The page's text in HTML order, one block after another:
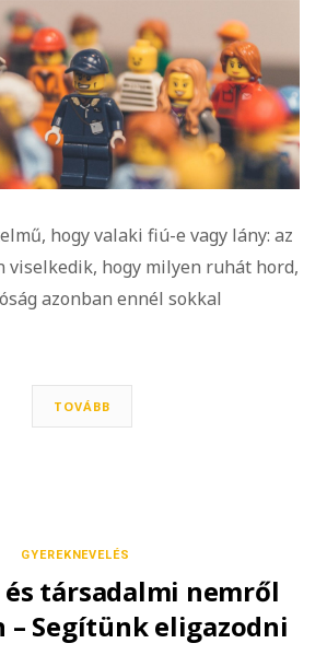
hogy valaki fiú-e vagy lány: az
viselkedik, hogy milyen ruhát hord,
azonban ennél sokkal
TOVÁBB
GYEREKNEVELÉS
társadalmi nemről
Segítünk eligazodni